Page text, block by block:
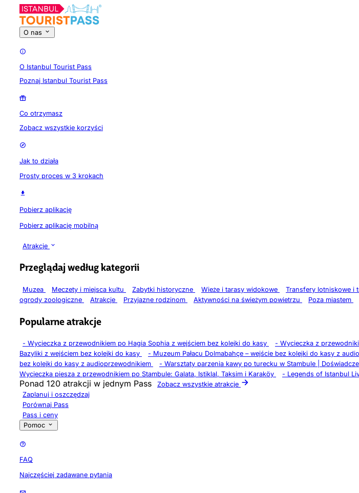
O nas
O Istanbul Tourist Pass
Poznaj Istanbul Tourist Pass
Co otrzymasz
Zobacz wszystkie korzyści
Jak to działa
Prosty proces w 3 krokach
Pobierz aplikację
Pobierz aplikację mobilną
Atrakcje
Przeglądaj według kategorii
Muzea Meczety i miejsca kultu Zabytki historyczne Wieże i tarasy widokowe Transfery lotniskowe i
ogrody zoologiczne
Atrakcje Przyjazne rodzinom Aktywności na świeżym powietrzu Poza miastem
Popularne atrakcje
- Wycieczka z przewodnikiem po Hagia Sophia z wejściem bez kolejki do kasy - Wycieczka z
Bazyliki z wejściem bez kolejki do kasy
- Muzeum Pałacu Dolmabahçe – wejście bez kolejki do kasy z
bez kolejki do kasy z audioprzewodnikiem
- Warsztaty parzenia kawy po turecku w Stambule |
Wycieczka piesza z przewodnikiem po Stambule: Galata, Istiklal, Taksim i Karaköy
- Legends of Istanbul
Ponad 120 atrakcji w jednym Pass
Zobacz wszystkie atrakcje
Zaplanuj i oszczędzaj
Porównaj Pass
Pass i ceny
Pomoc
FAQ
Najczęściej zadawane pytania